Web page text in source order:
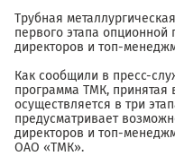
Трубная
первого этапа
директоров и топ-
Как сообщили в пресс-
программа ТМК, принятая
осуществляется в три
предусматривает
директоров и топ-
ОАО «ТМК».